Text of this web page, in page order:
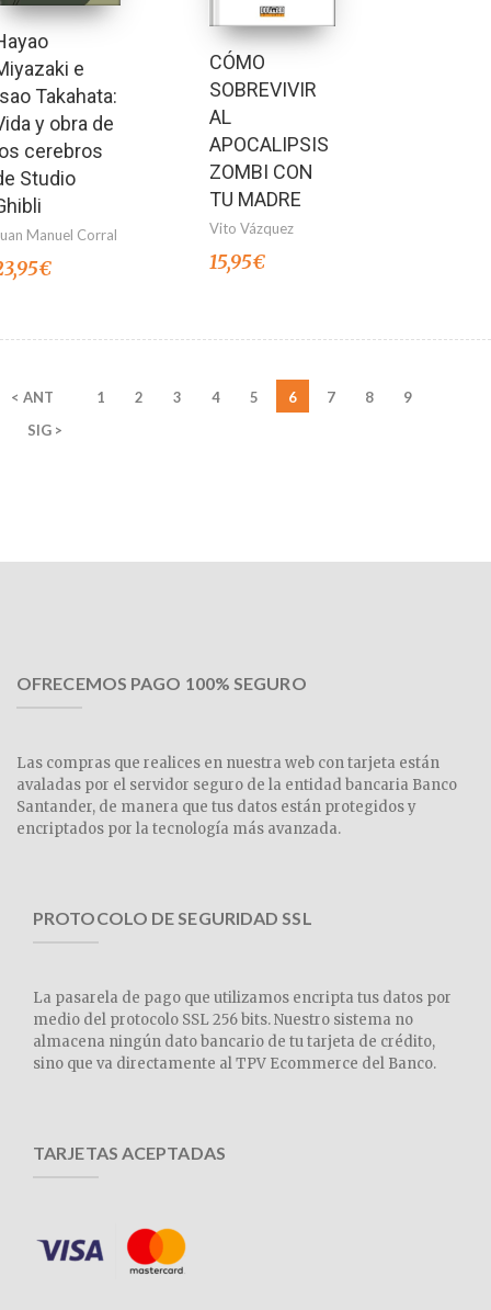
e
Takahata:
y obra de
cerebros
Studio
Manuel Corral
€
CÓMO
SOBREVIVIR
AL
APOCALIPSIS
ZOMBI CON
TU MADRE
Vito Vázquez
15,95€
< ANT 1 2 3 4 5 6 7 8
9
SIG >
OFRECEMOS PAGO 100% SEGURO
Las compras que realices en nuestra web con tarjeta están
avaladas por el servidor seguro de la entidad bancaria Banco
Santander, de manera que tus datos están protegidos y
encriptados por la tecnología más avanzada.
PROTOCOLO DE SEGURIDAD SSL
La pasarela de pago que utilizamos encripta tus datos por
medio del protocolo SSL 256 bits. Nuestro sistema no
almacena ningún dato bancario de tu tarjeta de crédito,
sino que va directamente al TPV Ecommerce del Banco.
TARJETAS ACEPTADAS